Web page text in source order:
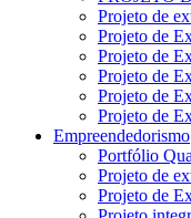
Projeto de
Projeto de
Projeto de
Projeto de
Projeto de
Projeto de
Empreendedorismo
Portfólio
Projeto de
Projeto de